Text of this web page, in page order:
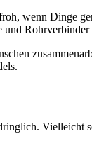
wenn Dinge
Vielleicht